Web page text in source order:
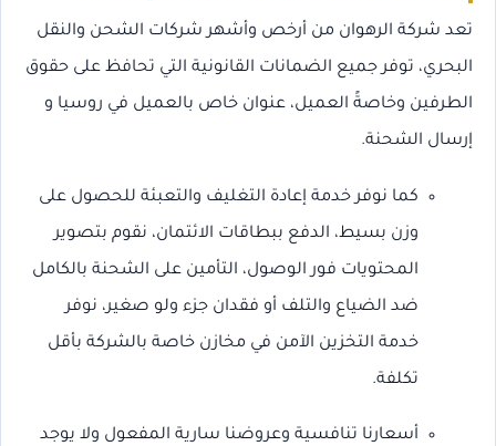
تعد شركة الرهوان من أرخص وأشهر شركات الشحن والنقل
البحري، توفر جميع الضمانات القانونية التي تحافظ على حقوق
الطرفين وخاصةً العميل، عنوان خاص بالعميل في روسيا و
إرسال الشحنة.
كما نوفر خدمة إعادة التغليف والتعبئة للحصول على
وزن بسيط، الدفع ببطاقات الائتمان، نقوم بتصوير
المحتويات فور الوصول، التأمين على الشحنة بالكامل
ضد الضياع والتلف أو فقدان جزء ولو صغير، نوفر
خدمة التخزين الآمن في مخازن خاصة بالشركة بأقل
تكلفة.
أسعارنا تنافسية وعروضنا سارية المفعول ولا يوجد